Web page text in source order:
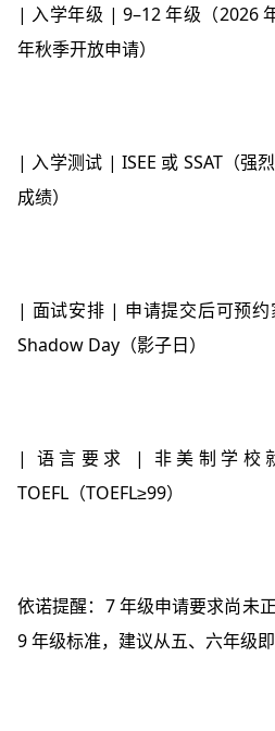
| 入学年级 | 9–12 年级（2026
年秋季开放申请）
| 入学测试 | ISEE 或 SSAT（强
成绩）
| 面试安排 | 申请提交后可预约
Shadow Day（影子日）
| 语言要求 | 非美制学校
TOEFL（TOEFL≥99）
依诺提醒：7 年级申请要求尚未
9 年级标准，建议从五、六年级